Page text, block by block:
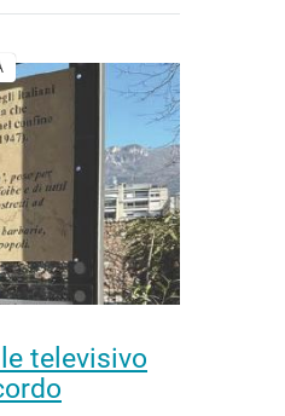
televisivo